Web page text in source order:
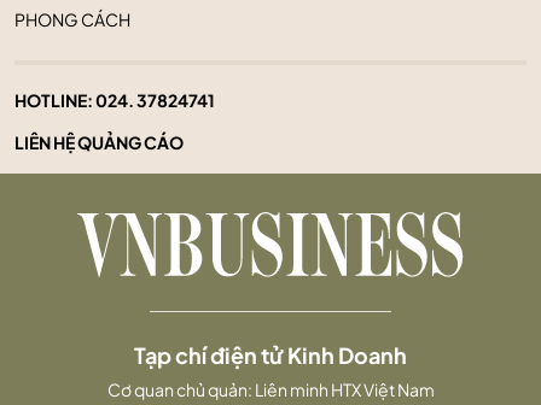
PHONG CÁCH
HOTLINE:024. 37824741
LIÊN HỆ QUẢNG CÁO
Tạp chí điện tử Kinh Doanh
Cơ quan chủ quản: Liên minh HTX Việt Nam